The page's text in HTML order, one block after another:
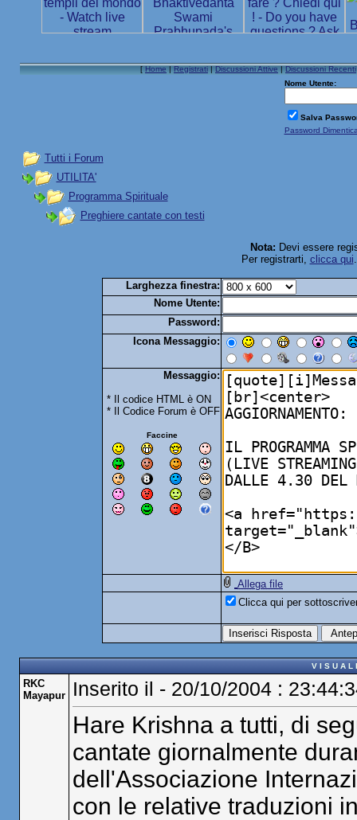
[Home|Registrati|Discussioni Attive|Discussioni Recenti
Nome Utente:
Salva
Password
Tutti i Forum
UTILITA'
Programma Spirituale
Preghiere cantate con testi
Nota: Devi essere
Per registrarti, clicca qui
Larghezza finestra:
Nome Utente:
Password:
Icona Messaggio:
Messaggio:
* Il codice HTML è ON
* Il Codice Forum è OFF
Faccine
Allega file
Clicca qui per
V I S U A L
RKC
Mayapur
Inserito il - 20/10/2004 :
Hare Krishna a tutti, di
cantate giornalmente
dell'Associazione
con le relative traduzioni